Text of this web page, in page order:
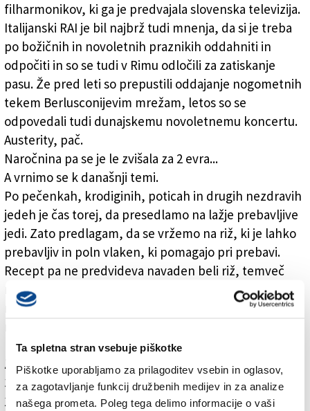
Ta spletna stran vsebuje piškotke
Piškotke uporabljamo za prilagoditev vsebin in oglasov,
za zagotavljanje funkcij družbenih medijev in za analize
našega prometa. Poleg tega delimo informacije o vaši
filharmonikov, ki ga je predvajala slovenska televizija.
Italijanski RAI je bil najbrž tudi mnenja, da si je treba
po božičnih in novoletnih praznikih oddahniti in
odpočiti in so se tudi v Rimu odločili za zatiskanje
pasu. Že pred leti so prepustili oddajanje nogometnih
tekem Berlusconijevim mrežam, letos so se
odpovedali tudi dunajskemu novoletnemu koncertu.
Austerity, pač.
Naročnina pa se je le zvišala za 2 evra...
A vrnimo se k današnji temi.
Po pečenkah, krodiginih, poticah in drugih nezdravih
jedeh je čas torej, da presedlamo na lažje prebavljive
jedi. Zato predlagam, da se vržemo na riž, ki je lahko
prebavljiv in poln vlaken, ki pomagajo pri prebavi.
Recept pa ne predvideva navaden beli riž, temveč
rdečega, ki ga brez težav najdete v skoraj vsakem
marketu. Prav tako dobro vam bo uspelo, če namesto
Za 4 osebe potrebujemo:
320 gr rdečega riža
1 šalotko ali manjšo čebulo